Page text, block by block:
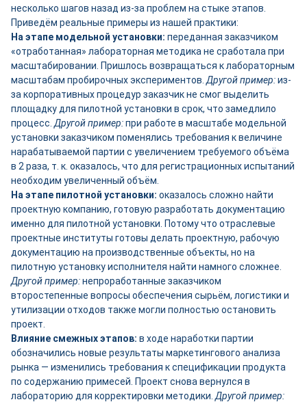
несколько шагов назад из-за проблем на стыке этапов.
Приведём реальные примеры из нашей практики:
На этапе модельной установки: переданная заказчиком
«отработанная» лабораторная методика не сработала при
масштабировании. Пришлось возвращаться к лабораторным
масштабам пробирочных экспериментов. Другой пример:из-
за корпоративных процедур заказчик не смог выделить
площадку для пилотной установки в срок, что замедлило
процесс. Другой пример:при работе в масштабе модельной
установки заказчиком поменялись требования к величине
нарабатываемой партии с увеличением требуемого объёма
в 2 раза, т. к. оказалось, что для регистрационных испытаний
необходим увеличенный объём.
На этапе пилотной установки: оказалось сложно найти
проектную компанию, готовую разработать документацию
именно для пилотной установки. Потому что отраслевые
проектные институты готовы делать проектную, рабочую
документацию на производственные объекты, но на
пилотную установку исполнителя найти намного сложнее.
Другой пример:непроработанные заказчиком
второстепенные вопросы обеспечения сырьём, логистики и
утилизации отходов также могли полностью остановить
проект.
Влияние смежных этапов: в ходе наработки партии
обозначились новые результаты маркетингового анализа
рынка — изменились требования к спецификации продукта
по содержанию примесей. Проект снова вернулся в
лабораторию для корректировки методики. Другой пример: